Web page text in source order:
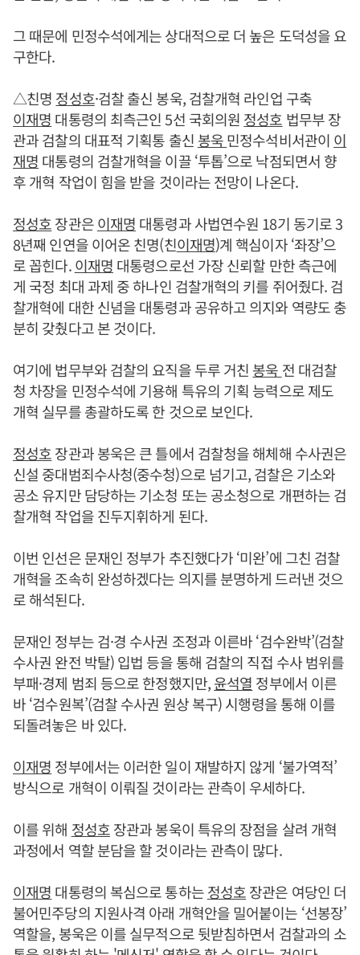
그 때문에 민정수석에게는 상대적으로 더 높은 도덕성을 요
구한다.
△친명 정성호·검찰 출신 봉욱, 검찰개혁 라인업 구축
이재명 대통령의 최측근인 5선 국회의원 정성호 법무부 장
관과 검찰의 대표적 기획통 출신 봉욱민정수석비서관이 이
재명 대통령의 검찰개혁을 이끌 ‘투톱’으로 낙점되면서 향
후 개혁 작업이 힘을 받을 것이라는 전망이 나온다.
정성호장관은이재명 대통령과 사법연수원 18기 동기로 3
8년째 인연을 이어온 친명(친이재명)계 핵심이자 ‘좌장’으
로 꼽힌다.이재명 대통령으로선 가장 신뢰할 만한 측근에
게 국정 최대 과제 중 하나인 검찰개혁의 키를 쥐어줬다. 검
찰개혁에 대한 신념을 대통령과 공유하고 의지와 역량도 충
분히 갖췄다고 본 것이다.
여기에 법무부와 검찰의 요직을 두루 거친 봉욱 전 대검찰
청 차장을 민정수석에 기용해 특유의 기획 능력으로 제도
개혁 실무를 총괄하도록 한 것으로 보인다.
정성호장관과 봉욱은 큰 틀에서 검찰청을 해체해 수사권은
신설 중대범죄수사청(중수청)으로 넘기고, 검찰은 기소와
공소 유지만 담당하는 기소청 또는 공소청으로 개편하는 검
찰개혁 작업을 진두지휘하게 된다.
이번 인선은 문재인 정부가 추진했다가 ‘미완’에 그친 검찰
개혁을 조속히 완성하겠다는 의지를 분명하게 드러낸 것으
로 해석된다.
문재인 정부는 검·경 수사권 조정과 이른바 ‘검수완박’(검찰
수사권 완전 박탈) 입법 등을 통해 검찰의 직접 수사 범위를
부패·경제 범죄 등으로 한정했지만,윤석열 정부에서 이른
바 ‘검수원복’(검찰 수사권 원상 복구) 시행령을 통해 이를
되돌려놓은 바 있다.
이재명 정부에서는 이러한 일이 재발하지 않게 ‘불가역적’
방식으로 개혁이 이뤄질 것이라는 관측이 우세하다.
이를 위해 정성호장관과 봉욱이 특유의 장점을 살려 개혁
과정에서 역할 분담을 할 것이라는 관측이 많다.
이재명 대통령의 복심으로 통하는정성호장관은 여당인 더
불어민주당의 지원사격 아래 개혁안을 밀어붙이는 ‘선봉장’
역할을, 봉욱은 이를 실무적으로 뒷받침하면서 검찰과의 소